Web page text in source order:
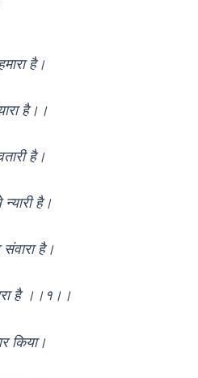
है।
है।।
है।
है।
है।
है ।।१।।
किया।